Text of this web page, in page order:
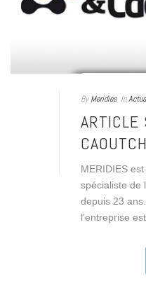
By Meridies In
ARTICLE
MERIDIES
spécialiste de
depuis 23
l’entreprise